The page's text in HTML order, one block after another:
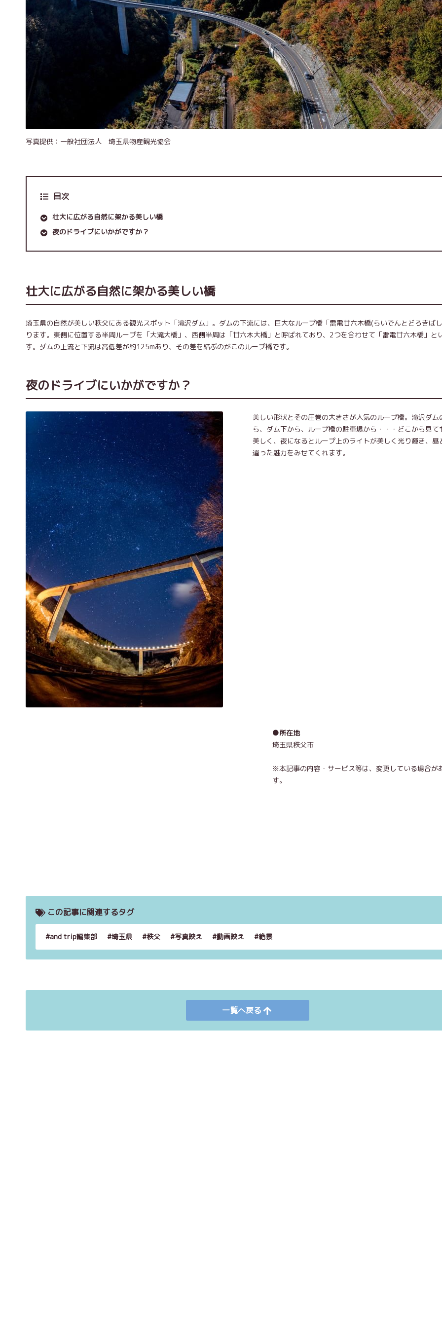
写真提供：一般社団法人 埼玉県物産観光協会
目次
壮大に広がる自然に架かる美しい橋
夜のドライブにいかがですか？
壮大に広がる自然に架かる美しい橋
埼玉県の自然が美しい秩父にある観光スポット「滝沢ダム」。ダムの下流には、巨大なループ橋「雷電廿六木橋(らいでんとどろきば
ります。東側に位置する半周ループを「大滝大橋」、西側半周は「廿六木大橋」と呼ばれており、2つを合わせて「雷電廿六木橋」と
す。ダムの上流と下流は高低差が約125mあり、その差を結ぶのがこのループ橋です。
夜のドライブにいかがですか？
美しい形状とその圧巻の大きさが人気のループ橋。滝沢ダム
ら、ダム下から、ループ橋の駐車場から・・・どこから見て
美しく、夜になるとループ上のライトが美しく光り輝き、昼
違った魅力をみせてくれます。
●所在地
埼玉県秩父市
※本記事の内容・サービス等は、変更している場合が
す。
この記事に関連するタグ
and trip編集部 埼玉県 秩父 写真映え 動画映え 絶景
一覧へ戻る